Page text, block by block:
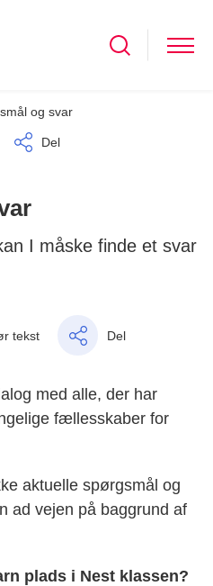
og svar
Del
I måske finde et svar
tekst Del
med alle, der har
fællesskaber for
aktuelle spørgsmål og
ad vejen på baggrund af
plads i Nest klassen?